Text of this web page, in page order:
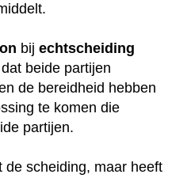
bij echtscheiding
beide partijen
de bereidheid hebben
te komen die
partijen.
de scheiding, maar heeft